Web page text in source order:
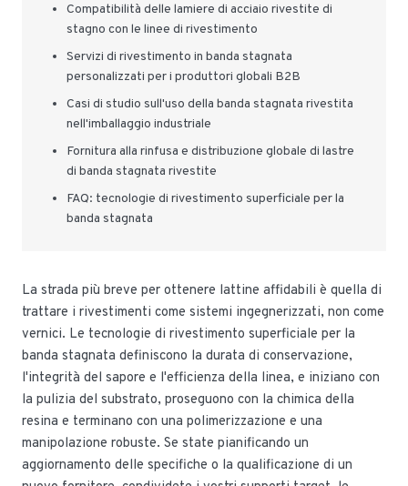
Compatibilità delle lamiere di acciaio rivestite di
stagno con le linee di rivestimento
Servizi di rivestimento in banda stagnata
personalizzati per i produttori globali B2B
Casi di studio sull'uso della banda stagnata rivestita
nell'imballaggio industriale
Fornitura alla rinfusa e distribuzione globale di lastre
di banda stagnata rivestite
FAQ: tecnologie di rivestimento superficiale per la
banda stagnata
La strada più breve per ottenere lattine affidabili è quella di
trattare i rivestimenti come sistemi ingegnerizzati, non come
vernici. Le tecnologie di rivestimento superficiale per la
banda stagnata definiscono la durata di conservazione,
l'integrità del sapore e l'efficienza della linea, e iniziano con
la pulizia del substrato, proseguono con la chimica della
resina e terminano con una polimerizzazione e una
manipolazione robuste. Se state pianificando un
aggiornamento delle specifiche o la qualificazione di un